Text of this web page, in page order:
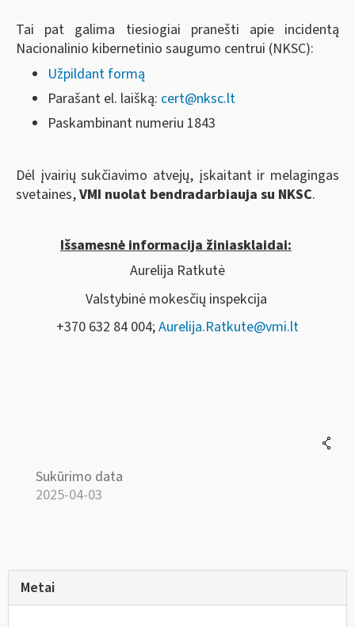
Tai pat galima tiesiogiai pranešti apie incidentą
Nacionalinio kibernetinio saugumo centrui (NKSC):
Užpildant formą
Parašant el. laišką: cert@nksc.lt
Paskambinant numeriu 1843
Dėl įvairių sukčiavimo atvejų, įskaitant ir melagingas
svetaines,VMI nuolat bendradarbiauja su NKSC.
Išsamesnė informacija žiniasklaidai:
Aurelija Ratkutė
Valstybinė mokesčių inspekcija
+370 632 84 004;Aurelija.Ratkute@vmi.lt
Sukūrimo data
2025-04-03
Metai